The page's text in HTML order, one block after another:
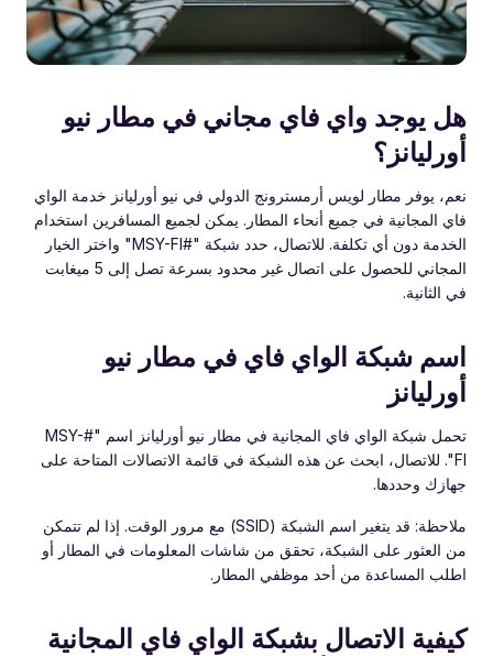
هل يوجد واي فاي مجاني في مطار نيو
أورليانز؟
نعم، يوفر مطار لويس أرمسترونج الدولي في نيو أورليانز خدمة الواي
فاي المجانية في جميع أنحاء المطار. يمكن لجميع المسافرين استخدام
الخدمة دون أي تكلفة. للاتصال، حدد شبكة "#MSY-FI" واختر الخيار
المجاني للحصول على اتصال غير محدود بسرعة تصل إلى 5 ميغابت
في الثانية.
اسم شبكة الواي فاي في مطار نيو
أورليانز
تحمل شبكة الواي فاي المجانية في مطار نيو أورليانز اسم "#MSY-
FI". للاتصال، ابحث عن هذه الشبكة في قائمة الاتصالات المتاحة على
جهازك وحددها.
ملاحظة: قد يتغير اسم الشبكة (SSID) مع مرور الوقت. إذا لم تتمكن
من العثور على الشبكة، تحقق من شاشات المعلومات في المطار أو
اطلب المساعدة من أحد موظفي المطار.
كيفية الاتصال بشبكة الواي فاي المجانية